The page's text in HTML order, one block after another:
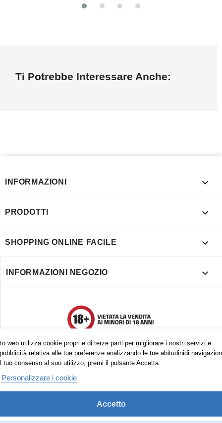
Ti Potrebbe Interessare Anche:
web utilizza cookie propri e di terze parti per migliorare i nostri servizi e
relativa alle tue preferenze analizzando le tue abitudinidi
tuo consenso al suo utilizzo, premi il pulsante Accetta.
Personalizzare i cookie
Accetto
INFORMAZIONI 
PRODOTTI 
SHOPPING ONLINE FACILE 
INFORMAZIONI NEGOZIO 
Trovaci anche su: